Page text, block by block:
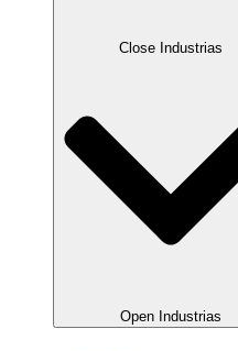
Close Industrias
Open Industrias